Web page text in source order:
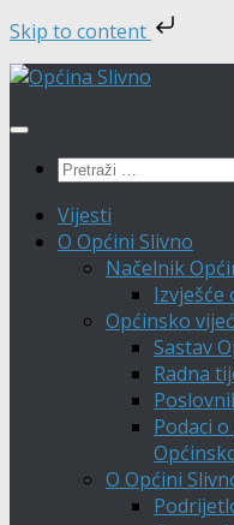
Skip to content
Skip
content
Pretraži:
Vijesti
O Općini Slivno
Načelnik
Izvješće
Općinsko
Sastav
Radna
Podaci
O Općini